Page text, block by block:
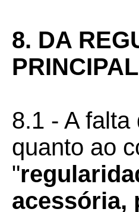
8. DA
8.1 - A
quanto ao
"
acessória,